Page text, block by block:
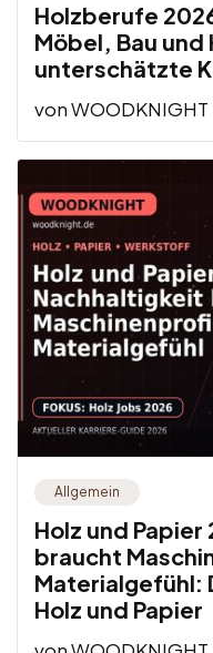
Holzberufe
Möbel, Bau und
unterschätzte
vonWOODKNIGHT
Allgemein
Holz und
braucht
Materialgefühl:
Holz und Papier